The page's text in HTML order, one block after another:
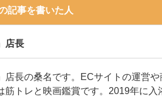
記事を書いた人
店長
店長の桑名です。ECサイトの運営
筋トレと映画鑑賞です。2019年に入